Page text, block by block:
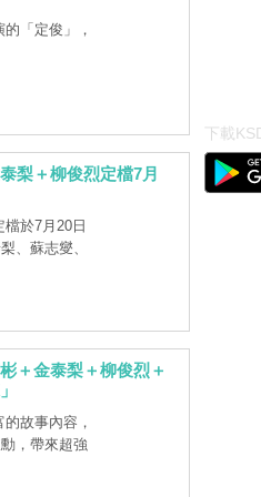
「定俊」，
梨＋柳俊烈定檔7月
於7月20日
、蘇志燮、
＋金泰梨＋柳俊烈＋
故事內容，
，帶來超強
下載